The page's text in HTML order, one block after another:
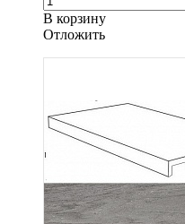
В корзину
Oтложить